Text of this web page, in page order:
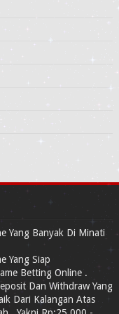
Yang Banyak Di Minati
Yang Siap
Betting Online .
Dan Withdraw Yang
Dari Kalangan Atas